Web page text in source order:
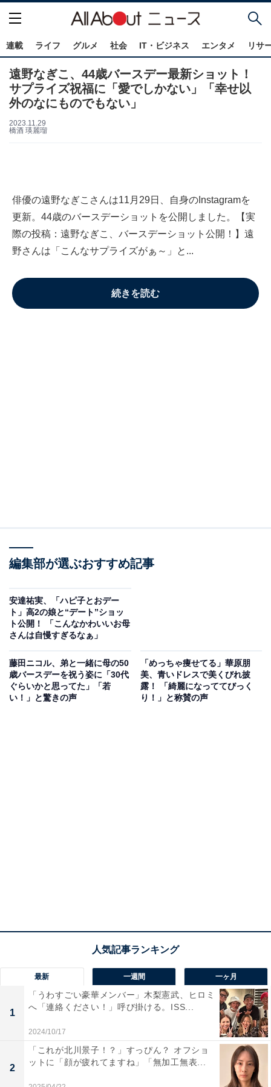
連載 ライフ グルメ 社会 IT・ビジネス エンタメ リサ
遠野なぎこ、44歳バースデー最新ショット！
サプライズ祝福に「愛でしかない」「幸せ以
外のなにものでもない」
2023.11.29
橋酒 瑛麗瑠
俳優の遠野なぎこさんは11月29日、自身のInstagramを
更新。44歳のバースデーショットを公開しました。【実
際の投稿：遠野なぎこ、バースデーショット公開！】遠
野さんは「こんなサプライズがぁ～」と...
続きを読む
編集部が選ぶおすすめ記事
安達祐実、「ハピ子とおデー
ト」高2の娘と“デート”ショッ
ト公開！ 「こんなかわいいお母
さんは自慢すぎるなぁ」
藤田ニコル、弟と一緒に母の50
歳バースデーを祝う姿に「30代
ぐらいかと思ってた」「若
い！」と驚きの声
「めっちゃ痩せてる」華原朋
美、青いドレスで美くびれ披
露！ 「綺麗になっててびっく
り！」と称賛の声
最新 一週間 一ヶ月
1
「うわすごい豪華メンバー」木梨憲武、ヒロミ
へ「連絡ください！」呼び掛ける。ISS...
2024/10/17
2
「これが北川景子！？」すっぴん？ オフショ
ットに「顔が疲れてますね」「無加工無表...